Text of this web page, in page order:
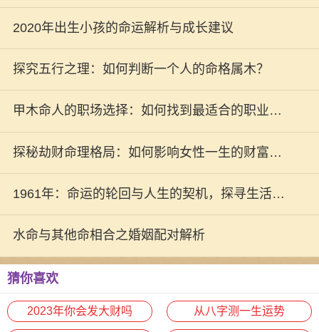
2020年出生小孩的命运解析与成长建议
探究五行之理：如何判断一个人的命格属木？
甲木命人的职场选择：如何找到最适合的职业发
展之路
探秘劫财命理格局：如何影响女性一生的财富与
命运
1961年：命运的轮回与人生的契机，探寻生活中
的奥秘
水命与其他命相合之婚姻配对解析
猜你喜欢
2023年你会发大财吗 从八字测一生运势